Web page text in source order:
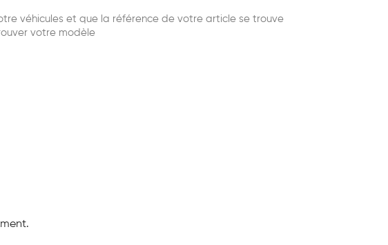
véhicules et que la référence de votre article se trouve
votre modèle